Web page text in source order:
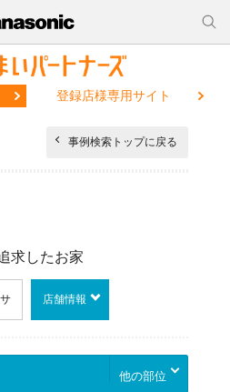
登録店様専用サイト
事例検索トップに戻る
求したお家
店舗情報
他の部位